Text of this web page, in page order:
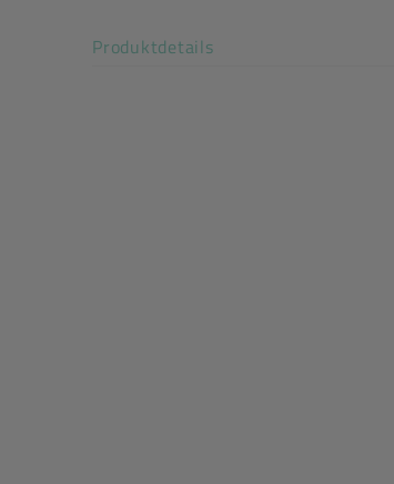
Produktdetails